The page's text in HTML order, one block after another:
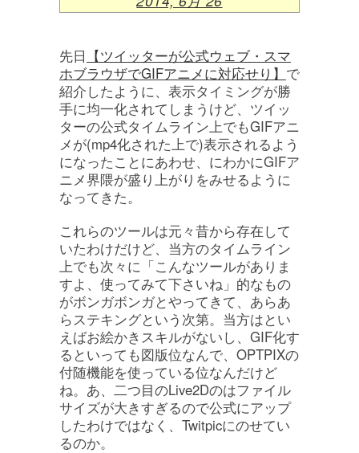
先日 【ツイッターが公式ウェブ・スマ
ホブラウザでGIFアニメに対応せり】 で
紹介したように、表示タイミングが勝
手に均一化されてしまうけど、ツイッ
ターの公式タイムライン上でもGIFアニ
メが(mp4化された上で)表示されるよう
になったことにあわせ、にわかにGIFア
ニメ界隈が盛り上がりをみせるように
なってきた。
これらのツールは元々昔から存在して
いたわけだけど、当方のタイムライン
上でも次々に「こんなツールがありま
すよ、使ってみて下さいね」的なもの
がボンガボンガとやってきて、あらあ
らステキングという次第。当方はとい
えばお絵かきスキルがないし、GIF化す
るといっても図版位なんで、OPTPIXの
付随機能を使っている位なんだけど
ね。あ、二つ目のLive2Dのはファイル
サイズが大きすぎるので公式にアップ
したわけではなく、Twitpicにのせてい
るのか。